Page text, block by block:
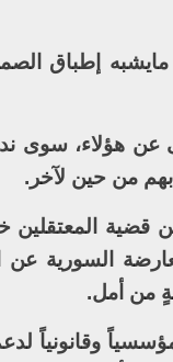
إطباق
عن هؤلاء، سوى
بهم من حين لآخر.
المعتقلين
السورية عن
من أمل.
مؤسسياً